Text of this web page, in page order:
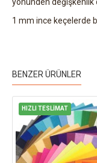
1 mm ince keçelerde
BENZER ÜRÜNLER
HIZLI TESLİMAT